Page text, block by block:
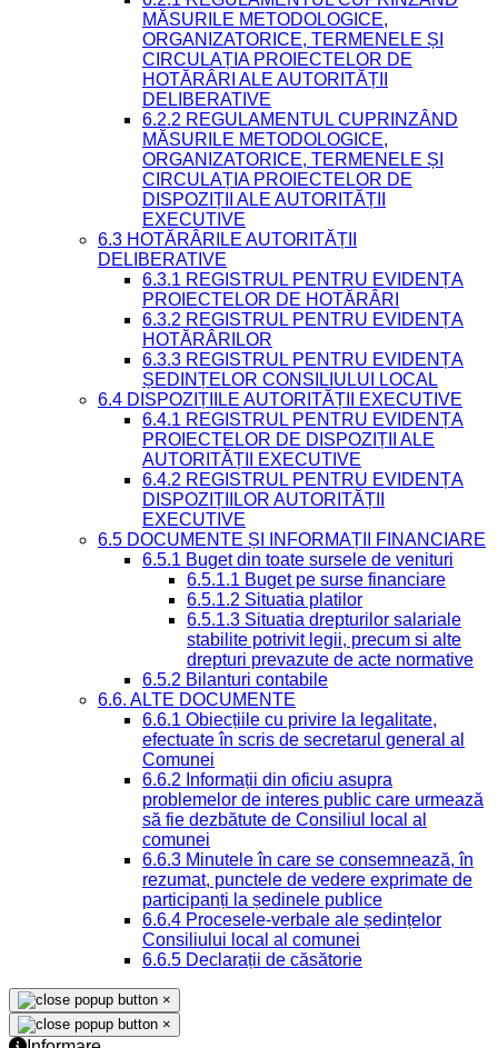
MĂSURILE METODOLOGICE,
ORGANIZATORICE, TERMENELE ȘI
CIRCULAȚIA PROIECTELOR DE
HOTĂRÂRI ALE AUTORITĂȚII
DELIBERATIVE
6.2.2 REGULAMENTUL CUPRINZÂND
MĂSURILE METODOLOGICE,
ORGANIZATORICE, TERMENELE ȘI
CIRCULAȚIA PROIECTELOR DE
DISPOZIȚII ALE AUTORITĂȚII
EXECUTIVE
6.3 HOTĂRÂRILE AUTORITĂȚII
DELIBERATIVE
6.3.1 REGISTRUL PENTRU EVIDENȚA
PROIECTELOR DE HOTĂRÂRI
6.3.2 REGISTRUL PENTRU EVIDENȚA
HOTĂRÂRILOR
6.3.3 REGISTRUL PENTRU EVIDENȚA
ȘEDINȚELOR CONSILIULUI LOCAL
6.4 DISPOZIȚIILE AUTORITĂȚII EXECUTIVE
6.4.1 REGISTRUL PENTRU EVIDENȚA
PROIECTELOR DE DISPOZIȚII ALE
AUTORITĂȚII EXECUTIVE
6.4.2 REGISTRUL PENTRU EVIDENȚA
DISPOZIȚIILOR AUTORITĂȚII
EXECUTIVE
6.5 DOCUMENTE ȘI INFORMAȚII FINANCIARE
6.5.1 Buget din toate sursele de venituri
6.5.1.1 Buget pe surse financiare
6.5.1.2 Situatia platilor
6.5.1.3 Situatia drepturilor salariale
stabilite potrivit legii, precum si alte
drepturi prevazute de acte normative
6.5.2 Bilanturi contabile
6.6. ALTE DOCUMENTE
6.6.1 Obiecțiile cu privire la legalitate,
efectuate în scris de secretarul general al
Comunei
6.6.2 Informații din oficiu asupra
problemelor de interes public care urmează
să fie dezbătute de Consiliul local al
comunei
6.6.3 Minutele în care se consemnează, în
rezumat, punctele de vedere exprimate de
participanți la ședinele publice
6.6.4 Procesele-verbale ale ședințelor
Consiliului local al comunei
6.6.5 Declarații de căsătorie
×
×